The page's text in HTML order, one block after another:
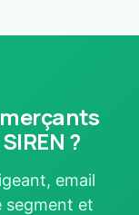
?
email
segment et